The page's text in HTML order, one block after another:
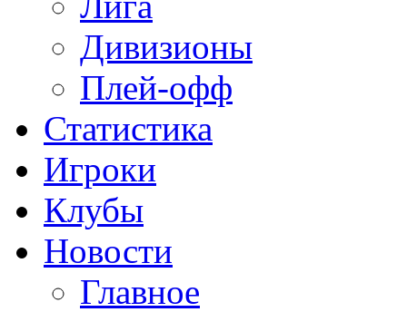
Дивизионы
Плей-офф
Статистика
Игроки
Клубы
Новости
Главное